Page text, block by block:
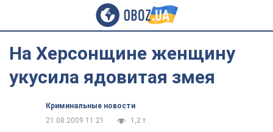
На Херсонщине женщину
укусила ядовитая змея
Криминальные новости
21.08.2009 11:21
1,2 т.